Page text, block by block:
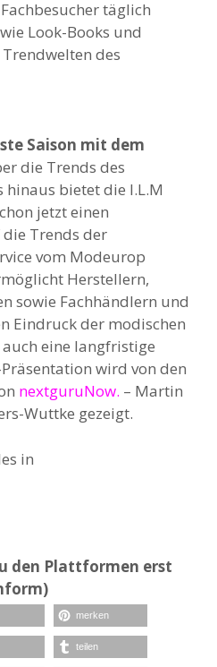
täglich
Look-Books und
des
Saison mit dem
die Trends des
hinaus bietet die I.L.M
jetzt einen
Trends der
vom Modeurop
Herstellern,
sowie Fachhändlern und
Eindruck der modischen
eine langfristige
wird von den
nextguruNow. – Martin
Wuttke gezeigt.
in
den Plattformen erst
merken
teilen